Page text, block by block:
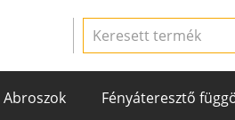
Abroszok Fényáteresztő